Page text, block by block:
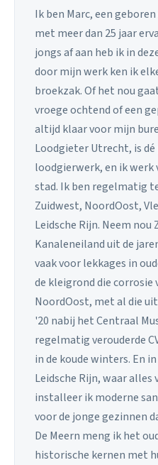
Ik ben Marc, een
met meer dan 25 jaar
jongs af aan heb ik in
door mijn werk ken ik
broekzak. Of het nou
vroege ochtend of een
altijd klaar voor mijn
Loodgieter Utrecht, is dé
loodgierwerk, en ik werk
stad. Ik ben regelmatig
Zuidwest, NoordOost,
Leidsche Rijn. Neem nou
Kanaleneiland uit de
vaak voor lekkages in
de kleigrond die corrosie
NoordOost, met al die
'20 nabij het Centraal
regelmatig verouderde
in de koude winters. En
Leidsche Rijn, waar alles
installeer ik moderne
voor de jonge gezinnen
De Meern meng ik het
historische kernen met